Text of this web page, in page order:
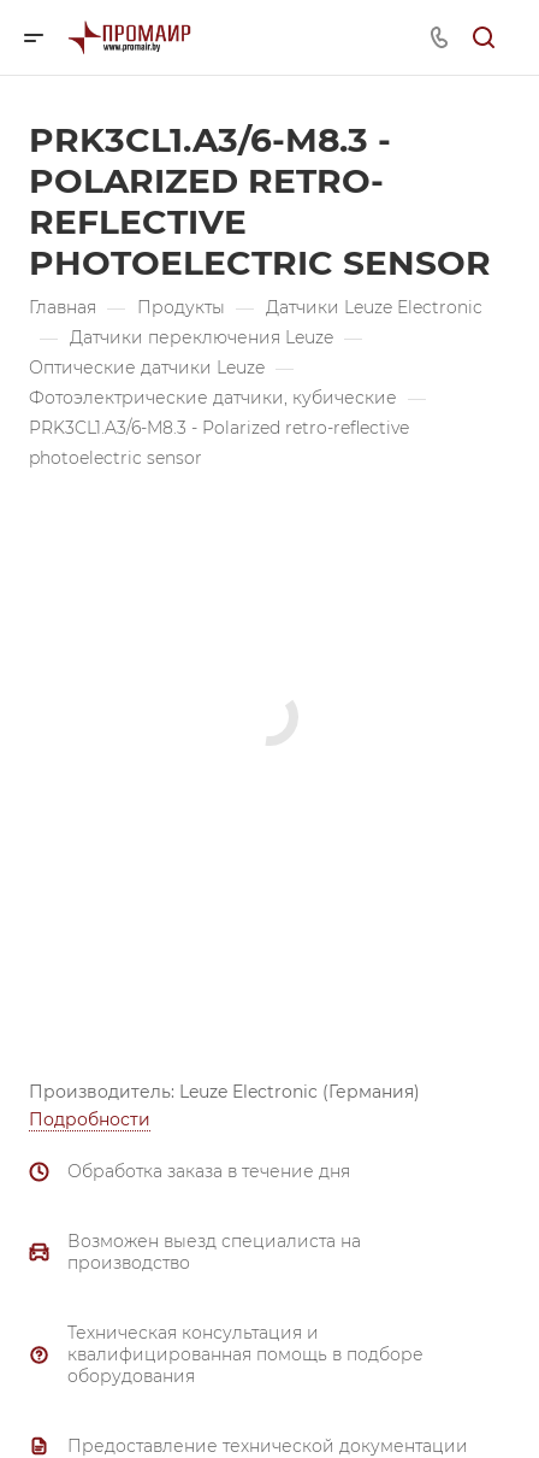
PRK3CL1.A3/6-M8.3 -
POLARIZED RETRO-
REFLECTIVE
PHOTOELECTRIC SENSOR
Главная — Продукты — Датчики Leuze Electronic
— Датчики переключения Leuze —
Оптические датчики Leuze —
Фотоэлектрические датчики, кубические —
PRK3CL1.A3/6-M8.3 - Polarized retro-reflective
photoelectric sensor
Производитель: Leuze Electronic (Германия)
Подробности
Обработка заказа в течение дня
Возможен выезд специалиста на
производство
Техническая консультация и
квалифицированная помощь в подборе
оборудования
Предоставление технической документации